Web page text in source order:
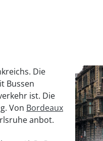
Die
Bussen
ist. Die
Von Bordeaux
anbot.